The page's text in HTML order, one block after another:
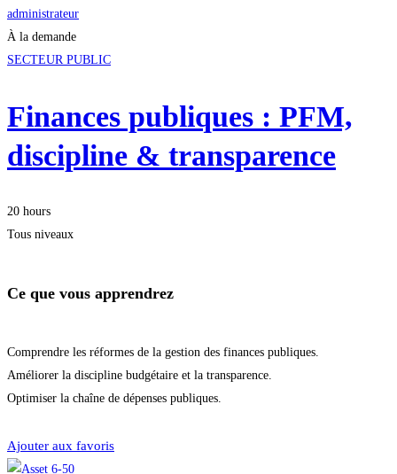
administrateur
À la demande
SECTEUR PUBLIC
Finances publiques : PFM,
discipline & transparence
20 hours
Tous niveaux
Ce que vous apprendrez
Comprendre les réformes de la gestion des finances publiques.
Améliorer la discipline budgétaire et la transparence.
Optimiser la chaîne de dépenses publiques.
Ajouter aux favoris